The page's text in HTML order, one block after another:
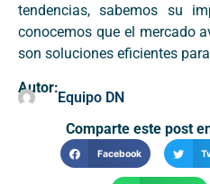
tendencias, sabemos su
conocemos que el mercado
son soluciones eficientes
Autor:
Equipo DN
Comparte este post
Facebook